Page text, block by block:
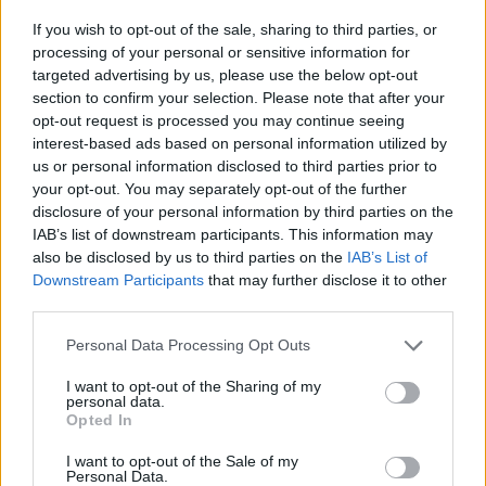
If you wish to opt-out of the sale, sharing to third parties, or
processing of your personal or sensitive information for
targeted advertising by us, please use the below opt-out
section to confirm your selection. Please note that after your
opt-out request is processed you may continue seeing
interest-based ads based on personal information utilized by
us or personal information disclosed to third parties prior to
your opt-out. You may separately opt-out of the further
disclosure of your personal information by third parties on the
IAB’s list of downstream participants. This information may
also be disclosed by us to third parties on the IAB’s List of
Downstream Participants that may further disclose it to other
Please note that this website/app uses one or more Google
not limited to your visit or usage behaviour. You may click to
grant or deny consent to Google and its third-party tags to
use your data for below specified purposes in below Google
consent section.
Personal Data Processing Opt Outs
I want to opt-out of the Sharing of my
personal data.
Opted In
I want to opt-out of the Sale of my
Personal Data.
così da confrontare periodi omogenei e dimostrare
lacontinuitàdei controlli.
Integrazione con payroll ed ERP e
automazioni
La solidità del processo dipende dall’integrazione
applicativa. I requisiti minimi: codifiche univoche tra
payrolledERPinterfacce di scambio dati con
controlli di completezza e coerenza, gestione degli
di base riduce attività manuali e rischi. È utile
prevedere ambienti separati per test e produzione
e rilasci controllati con
Dove possibile, implementare regole ISAC come